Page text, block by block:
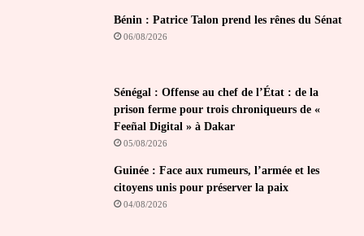
Bénin : Patrice Talon prend les rênes du Sénat
06/08/2026
Sénégal : Offense au chef de l’État : de la
prison ferme pour trois chroniqueurs de «
Feeñal Digital » à Dakar
05/08/2026
Guinée : Face aux rumeurs, l’armée et les
citoyens unis pour préserver la paix
04/08/2026